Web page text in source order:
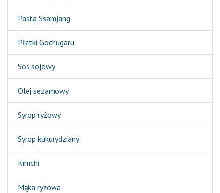
Pasta Ssamjang
Płatki Gochugaru
Sos sojowy
Olej sezamowy
Syrop ryżowy
Syrop kukurydziany
Kimchi
Mąka ryżowa